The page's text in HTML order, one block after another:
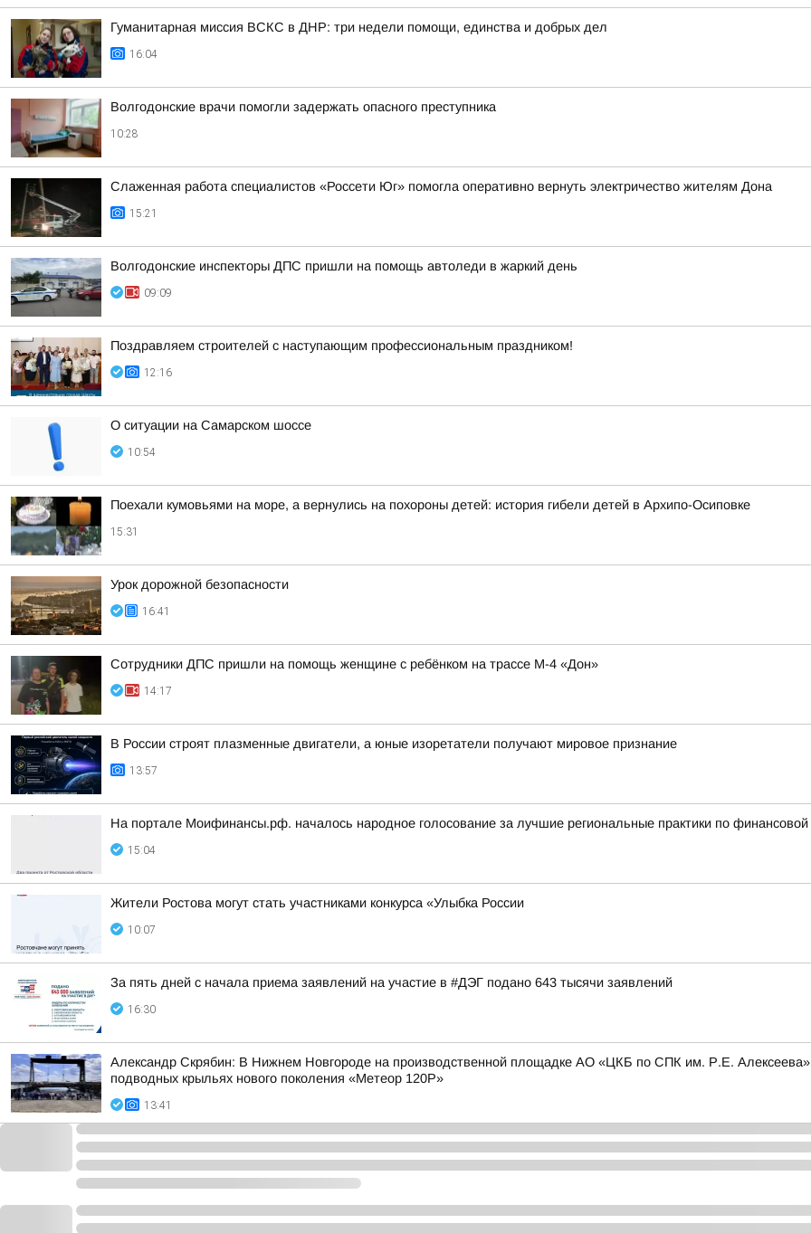
Гуманитарная миссия ВСКС в ДНР: три недели помощи, единства и добрых дел
16:04
Волгодонские врачи помогли задержать опасного преступника
10:28
Слаженная работа специалистов «Россети Юг» помогла оперативно вернуть электричество жителям Дона
15:21
Волгодонские инспекторы ДПС пришли на помощь автоледи в жаркий день
09:09
Поздравляем строителей с наступающим профессиональным праздником!
12:16
О ситуации на Самарском шоссе
10:54
Поехали кумовьями на море, а вернулись на похороны детей: история гибели детей в Архипо-Осиповке
15:31
Урок дорожной безопасности
16:41
Сотрудники ДПС пришли на помощь женщине с ребёнком на трассе М-4 «Дон»
14:17
В России строят плазменные двигатели, а юные изоретатели получают мировое признание
13:57
На портале Моифинансы.рф. началось народное голосование за лучшие региональные практики по финансовой
15:04
Жители Ростова могут стать участниками конкурса «Улыбка России
10:07
За пять дней с начала приема заявлений на участие в #ДЭГ подано 643 тысячи заявлений
16:30
Александр Скрябин: В Нижнем Новгороде на производственной площадке АО «ЦКБ по СПК им. Р.Е. Алексеева»
подводных крыльях нового поколения «Метеор 120Р»
13:41